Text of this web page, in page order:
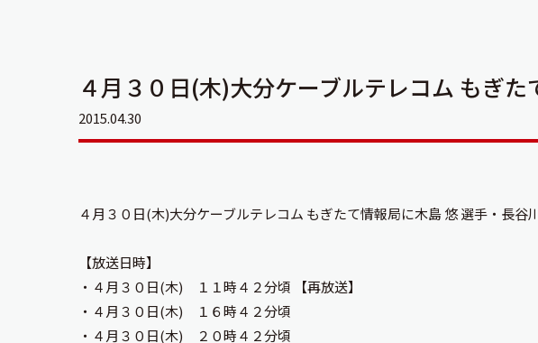
４月３０日(木)大分ケーブルテレコム もぎ
2015.04.30
４月３０日(木)大分ケーブルテレコム もぎたて情報局に木島 悠 選手・長谷
【放送日時】
・４月３０日(木) １１時４２分頃 【再放送】
・４月３０日(木) １６時４２分頃
・４月３０日(木) ２０時４２分頃